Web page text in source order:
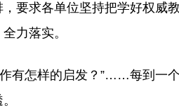
要求各单位坚持把学好权威
力落实。
作有怎样的启发？”……每到一